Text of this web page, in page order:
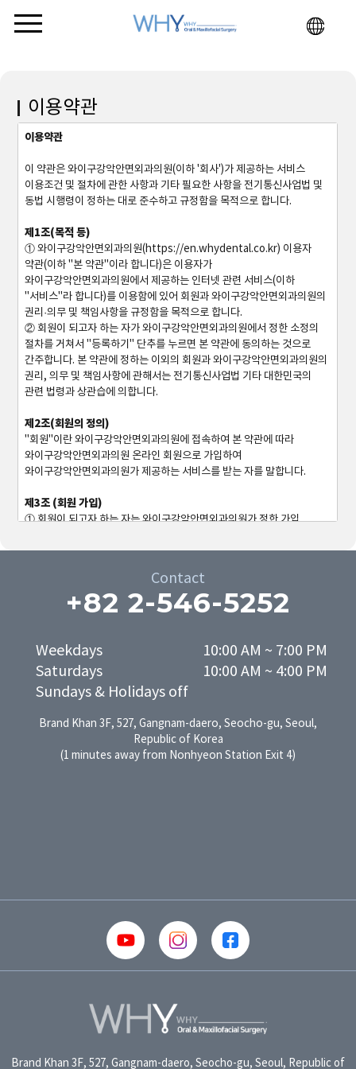
Wanna have your
dream face-line?
Make it happen at
이용약관
이용약관
이 약관은 와이구강악안면외과의원(이하 '회사')가 제공하는 서비스
이용조건 및 절차에 관한 사항과 기타 필요한 사항을 전기통신사업법 및
동법 시행령이 정하는 대로 준수하고 규정함을 목적으로 합니다.
제1조(목적 등)
① 와이구강악안면외과의원(https://en.whydental.co.kr) 이용자
약관(이하 "본 약관"이라 합니다)은 이용자가
와이구강악안면외과의원에서 제공하는 인터넷 관련 서비스(이하
"서비스"라 합니다)를 이용함에 있어 회원과 와이구강악안면외과의원의
권리·의무 및 책임사항을 규정함을 목적으로 합니다.
② 회원이 되고자 하는 자가 와이구강악안면외과의원에서 정한 소정의
절차를 거쳐서 "등록하기" 단추를 누르면 본 약관에 동의하는 것으로
간주합니다. 본 약관에 정하는 이외의 회원과 와이구강악안면외과의원의
권리, 의무 및 책임사항에 관해서는 전기통신사업법 기타 대한민국의
관련 법령과 상관습에 의합니다.
제2조(회원의 정의)
"회원"이란 와이구강악안면외과의원에 접속하여 본 약관에 따라
와이구강악안면외과의원 온라인 회원으로 가입하여
와이구강악안면외과의원가 제공하는 서비스를 받는 자를 말합니다.
제3조 (회원 가입)
① 회원이 되고자 하는 자는 와이구강악안면외과의원가 정한 가입
회원 가입을 신청합니다.
신청한 자가 다음 각 호에 해당하지 않는 한 신청한 자를 회원으로
등록합니다.
1. 가입신청자가 본 약관 제6조 제3항에 의하여 이전에 회원자격을
경과한 자로서 와이구강악안면외과의원의 회원 재가입 승낙을 얻은
경우에는 예외로 합니다.
2. 등록 내용에 허위, 기재누락, 오기가 있는 경우
3. 기타 회원으로 등록하는 것이 와이구강악안면외과의원의 기술상
③ 회원가입계약의 성립시기는 와이구강악안면외과의원의 승낙이
가입신청자에게 도달한 시점으로 합니다.
3. 와이구강악안면외과의원 온라인 회원을 위한 섹션 및 컨텐츠 서비스
제5조(서비스의 중단)
및 고장, 통신의 두절 등의 사유가 발생한 경우에는 서비스의 제공을
Contact
+82 2-546-5252
Weekdays
Saturdays
Sundays & Holidays off
10:00 AM ~ 7:00 PM
10:00 AM ~ 4:00 PM
Brand Khan 3F, 527, Gangnam-daero, Seocho-gu, Seoul,
Republic of Korea
(1 minutes away from Nonhyeon Station Exit 4)
Brand Khan 3F, 527, Gangnam-daero, Seocho-gu, Seoul, Republic of